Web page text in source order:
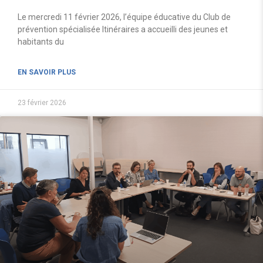
Le mercredi 11 février 2026, l’équipe éducative du Club de
prévention spécialisée Itinéraires a accueilli des jeunes et
habitants du
EN SAVOIR PLUS
23 février 2026